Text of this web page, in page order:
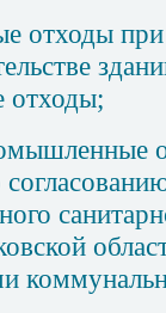
отходы
отходы;